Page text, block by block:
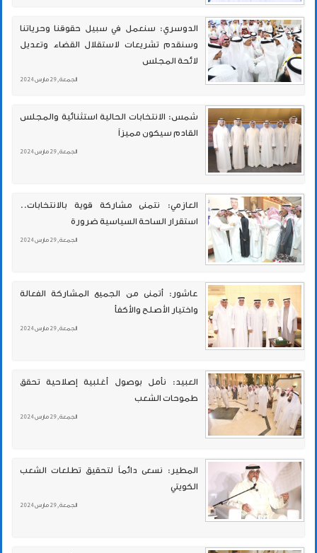
الدوسري: سنعمل في سبيل حقوقنا وحرياتنا
وسنقدم تشريعات لاستقلال القضاء وتعديل
لائحة المجلس
الجمعة , 29 مارس 2024
شمس: الانتخابات الحالية استثنائية والمجلس
القادم سيكون مميزاً
الجمعة , 29 مارس 2024
العازمي: نتمنى مشاركة قوية بالانتخابات..
استقرار الساحة السياسية ضرورة
الجمعة , 29 مارس 2024
عاشور: أتمنى من الجميع المشاركة الفعالة
واختيار الأصلح والأكفأ
الجمعة , 29 مارس 2024
العبيد: نأمل بوصول أغلبية إصلاحية تحقق
طموحات الشعب
الجمعة , 29 مارس 2024
المطير: نسعى دائماً لتحقيق تطلعات الشعب
الكويتي
الجمعة , 29 مارس 2024